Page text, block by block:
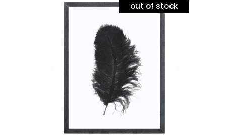
out of stock